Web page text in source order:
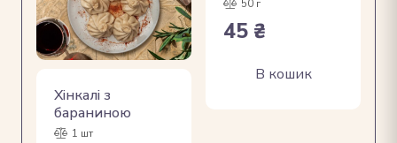
Хінкалі з
бараниною
1 шт
50 г
45 ₴
В кошик